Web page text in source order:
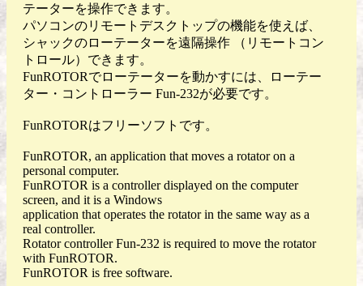
テーターを操作できます。
パソコンのリモートデスクトップの機能を使えば、
シャックのローテーターを遠隔操作 （リモートコン
トロール）できます。
FunROTORでローテーターを動かすには、ローテー
ター・コントローラー Fun-232が必要です。
FunROTORはフリーソフトです。
FunROTOR, an application that moves a rotator on a
personal computer.
FunROTOR is a controller displayed on the computer
screen, and it is a Windows
application that operates the rotator in the same way as a
real controller.
Rotator controller Fun-232 is required to move the rotator
with FunROTOR.
FunROTOR is free software.